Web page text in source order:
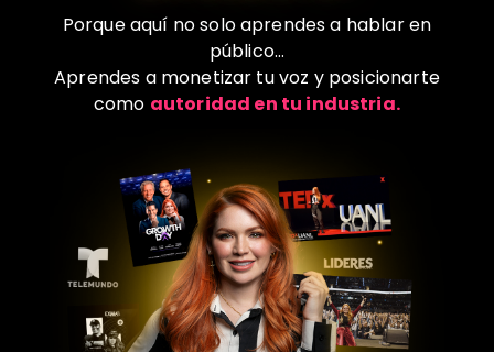
Porque aquí no solo aprendes a hablar en
público…
Aprendes a monetizar tu voz y posicionarte
como autoridad en tu industria.